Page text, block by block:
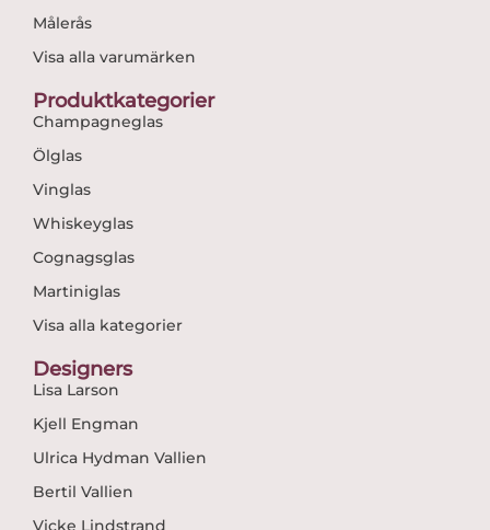
Målerås
Visa alla varumärken
Produktkategorier
Champagneglas
Ölglas
Vinglas
Whiskeyglas
Cognagsglas
Martiniglas
Visa alla kategorier
Designers
Lisa Larson
Kjell Engman
Ulrica Hydman Vallien
Bertil Vallien
Vicke Lindstrand